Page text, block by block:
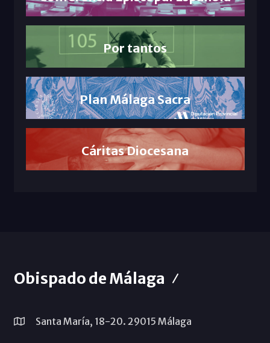
Por tantos
Plan Málaga Sacra
Cáritas Diocesana
Obispado de Málaga
Santa María, 18-20. 29015 Málaga